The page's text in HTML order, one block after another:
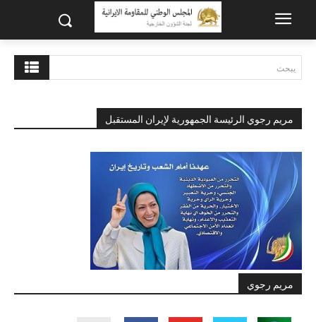
يبحث
مريم رجوي الرئيسة الجمهورية لإيران المستقبل
مريم رجوي